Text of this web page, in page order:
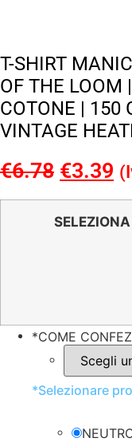
T-SHIRT
OF THE LOOM
COTONE | 150
VINTAGE
€6.78 Il
prezzo
€3.39 Il
*COME
*Selezionare